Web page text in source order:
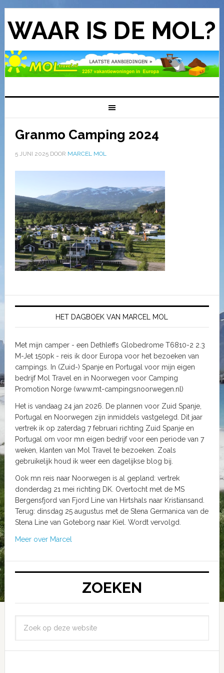
WAAR IS DE MOL?
Granmo Camping 2024
5 JUNI 2025DOOR MARCEL MOL
HET DAGBOEK VAN MARCEL MOL
Met mijn camper - een Dethleffs Globedrome T6810-2 2.3
M-Jet 150pk - reis ik door Europa voor het bezoeken van
campings. In (Zuid-) Spanje en Portugal voor mijn eigen
bedrijf Mol Travel en in Noorwegen voor Camping
Promotion Norge (www.mt-campingsnoorwegen.nl)
Het is vandaag 24 jan 2026. De plannen voor Zuid Spanje,
Portugal en Noorwegen zijn inmiddels vastgelegd. Dit jaar
vertrek ik op zaterdag 7 februari richting Zuid Spanje en
Portugal om voor mn eigen bedrijf voor een periode van 7
weken, klanten van Mol Travel te bezoeken. Zoals
gebruikelijk houd ik weer een dagelijkse blog bij.
Ook mn reis naar Noorwegen is al gepland: vertrek
donderdag 21 mei richting DK. Overtocht met de MS
Bergensfjord van Fjord Line van Hirtshals naar Kristiansand.
Terug: dinsdag 25 augustus met de Stena Germanica van de
Stena Line van Goteborg naar Kiel. Wordt vervolgd.
Meer over Marcel
ZOEKEN